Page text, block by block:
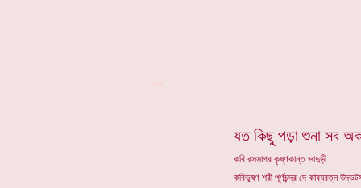
যত কিছু পড়া শুনা সব
কবি রসসাগর কৃষ্ণকান্ত ভাদুড়ী
কবিভূষণ শ্রী পূর্ণচন্দ্র দে কাব্যরত্ন